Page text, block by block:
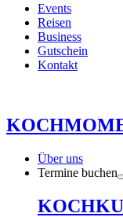
Events
Reisen
Business
Gutschein
Kontakt
Über uns
Termine buchen